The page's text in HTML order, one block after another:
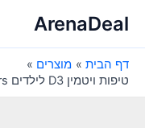
לתוכןArenaDeal
דף הבית
מוצרים
טיפות ויטמין D3 לילדים Natural Factors- ללא טעם